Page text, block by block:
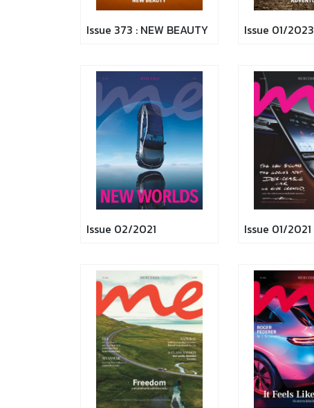
Issue 373 : NEW BEAUTY Issue 01/2023
Issue 02/2021 Issue 01/2021